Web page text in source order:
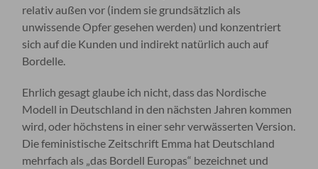
relativ außen vor (indem sie grundsätzlich als
unwissende Opfer gesehen werden) und konzentriert
sich auf die Kunden und indirekt natürlich auch auf
Bordelle.
Ehrlich gesagt glaube ich nicht, dass das Nordische
Modell in Deutschland in den nächsten Jahren kommen
wird, oder höchstens in einer sehr verwässerten Version.
Die feministische Zeitschrift Emma hat Deutschland
mehrfach als „das Bordell Europas“ bezeichnet und